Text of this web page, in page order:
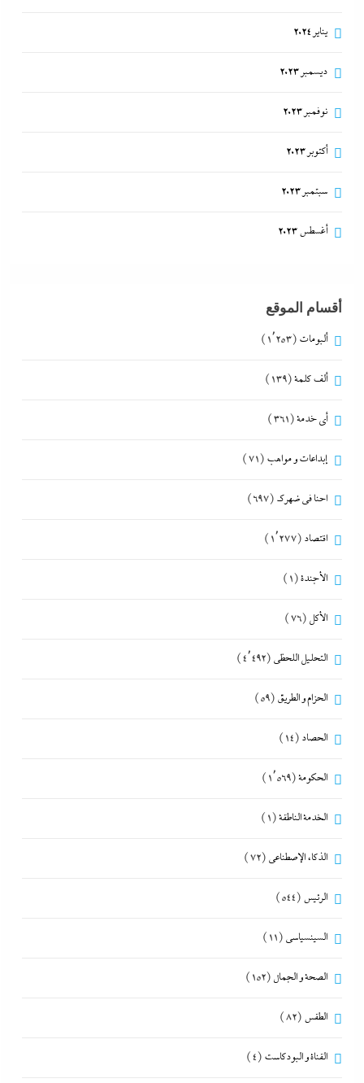
يناير 2024
ديسمبر 2023
نوفمبر 2023
أكتوبر 2023
سبتمبر 2023
أغسطس 2023
أقسام الموقع
ألبومات (1٬253)
ألف كلمة(139)
أي خدمة(361)
إبداعات و مواهب (71)
احنا في ضهرك (697)
اقتصاد (1٬277)
الأجندة(1)
الأكل (76)
التحليل اللحظي (4٬492)
الحزام و الطريق (59)
الحصاد (14)
الحكومة(1٬569)
الخدمة الناطقة(1)
الذكاء الإصطناعي (72)
الرئيس (544)
السينسياسي (11)
الصحة و الجمال (152)
الطقس (82)
القناة و البودكاست (4)